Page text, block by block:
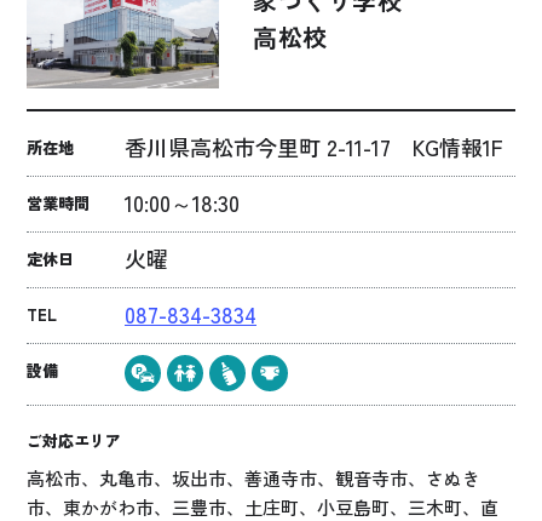
高松校
所在地 香川県高松市今里町 2-11-17 KG情報1F
営業時間 10:00～18:30
定休日 火曜
TEL 087-834-3834
設備
ご対応エリア
高松市、丸亀市、坂出市、善通寺市、観音寺市、さぬき
市、東かがわ市、三豊市、土庄町、小豆島町、三木町、直